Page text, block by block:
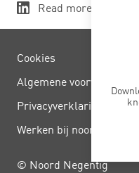
Read more
Cookies
Algemene voorwaarden
Privacy­verklaring
Werken bij noord negentig
© Noord Negentig